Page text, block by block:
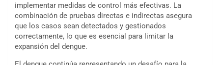
implementar medidas de control más efectivas. La
combinación de pruebas directas e indirectas asegura
que los casos sean detectados y gestionados
correctamente, lo que es esencial para limitar la
expansión del dengue.